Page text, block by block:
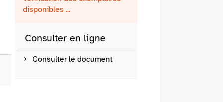
disponibles ...
Consulter en ligne
Consulter le document